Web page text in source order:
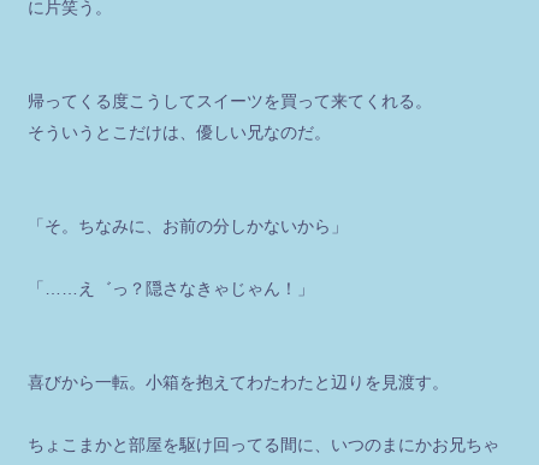
に片笑う。
帰ってくる度こうしてスイーツを買って来てくれる。
そういうとこだけは、優しい兄なのだ。
「そ。ちなみに、お前の分しかないから」
「……え゛っ？隠さなきゃじゃん！」
喜びから一転。小箱を抱えてわたわたと辺りを見渡す。
ちょこまかと部屋を駆け回ってる間に、いつのまにかお兄ちゃ